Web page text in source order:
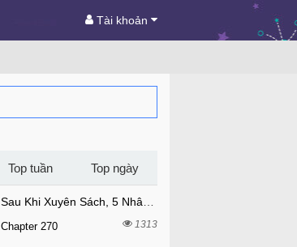
Tài khoản
Top tuần Top ngày
Chapter 270 1313